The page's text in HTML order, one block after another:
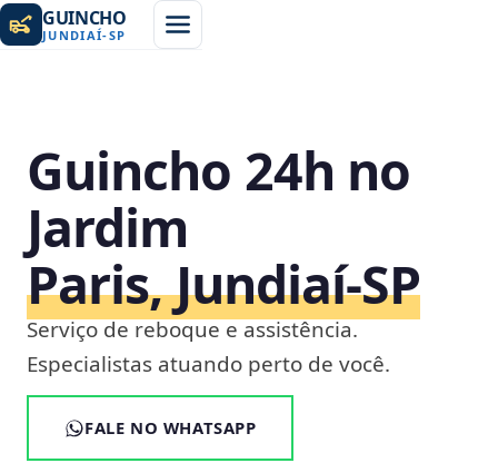
GUINCHO
JUNDIAÍ-SP
Guincho 24h no
Jardim
Paris, Jundiaí‑SP
Serviço de reboque e assistência.
Especialistas atuando perto de você.
FALE NO WHATSAPP